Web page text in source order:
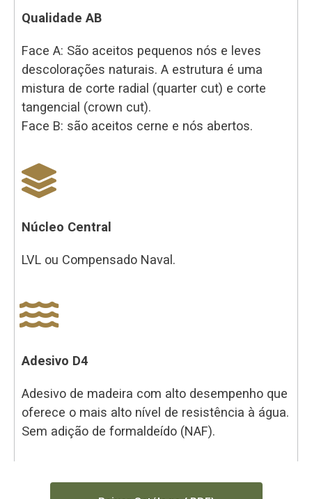
Qualidade AB
Face A: São aceitos pequenos nós e leves
descolorações naturais. A estrutura é uma
mistura de corte radial (quarter cut) e corte
tangencial (crown cut).
Face B: são aceitos cerne e nós abertos.
Núcleo Central
LVL ou Compensado Naval.
Adesivo D4
Adesivo de madeira com alto desempenho que
oferece o mais alto nível de resistência à água.
Sem adição de formaldeído (NAF).